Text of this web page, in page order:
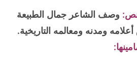
وصف الشاعر جمال الطبيعة
ومدنه ومعالمه التاريخية.